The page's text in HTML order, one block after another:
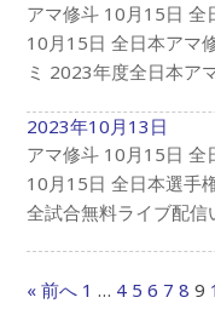
アマ修斗 10月15日 全
10月15日 全日本アマ
ミ 2023年度全日本ア
2023年10月13日
アマ修斗 10月15日 全
10月15日 全日本選
全試合無料ライブ配信
« 前へ 1 … 4 5 6 7 8 9